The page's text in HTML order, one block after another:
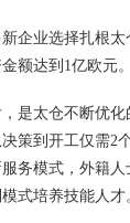
业选择扎根太
额达到1亿欧元。
太仓不断优化
策到开工仅需2
模式，外籍人
式培养技能人才